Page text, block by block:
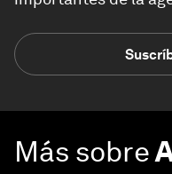
Más sobre